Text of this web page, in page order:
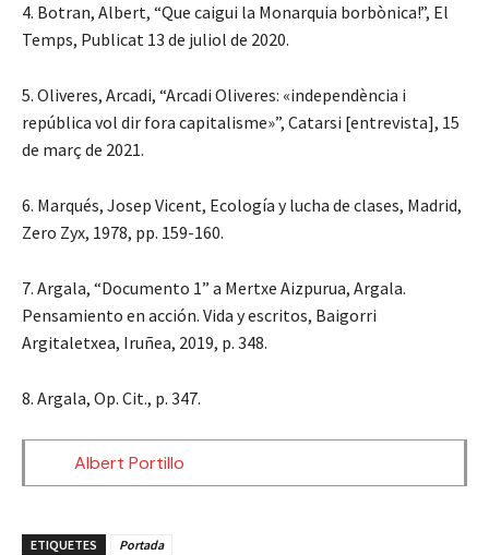
4. Botran, Albert, “Que caigui la Monarquia borbònica!”, El
Temps, Publicat 13 de juliol de 2020.
5. Oliveres, Arcadi, “Arcadi Oliveres: «independència i
república vol dir fora capitalisme»”, Catarsi [entrevista], 15
de març de 2021.
6. Marqués, Josep Vicent, Ecología y lucha de clases, Madrid,
Zero Zyx, 1978, pp. 159-160.
7. Argala, “Documento 1” a Mertxe Aizpurua, Argala.
Pensamiento en acción. Vida y escritos, Baigorri
Argitaletxea, Iruñea, 2019, p. 348.
8. Argala, Op. Cit., p. 347.
Albert Portillo
ETIQUETES Portada